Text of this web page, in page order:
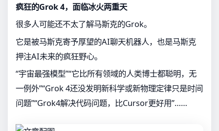
疯狂的Grok 4，面临冰火两重天
很多人可能还不太了解马斯克的Grok。
它是被马斯克寄予厚望的AI聊天机器人，也是马斯克
押注AI未来的疯狂野心。
“宇宙最强模型”“它比所有领域的人类博士都聪明，无
一例外”“Grok 4还没发明新科学或新物理定律只是时间
问题”“Grok4解决代码问题，比Cursor更好用”……